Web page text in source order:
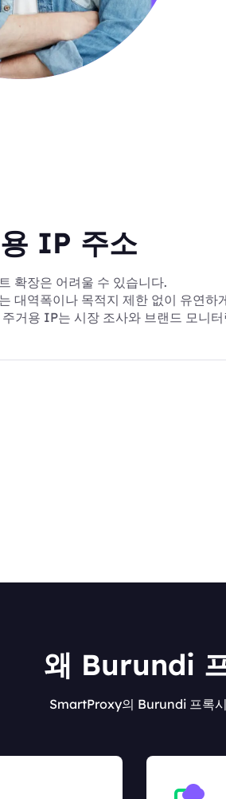
IP 주소
확장은 어려울 수 있습니다.
대역폭이나 목적지 제한 없이 유연하
거용 IP는 시장 조사와 브랜드 모니터
왜 Burundi
SmartProxy의 Burundi 프록